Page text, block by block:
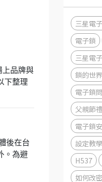
上品牌與
下整理
後在台
。為避
三星電
電子鎖
三星電
鎖的世界
電子鎖
父親節
電子鎖
設定教學
H537
如何改